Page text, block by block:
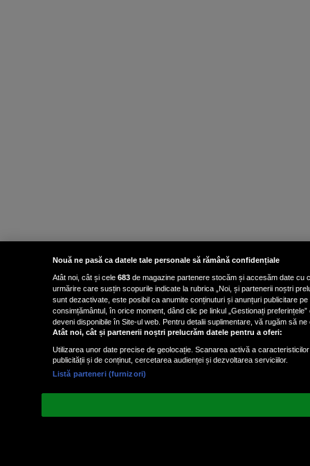
Nouă ne pasă ca datele tale personale să rămână confidențiale
Atât noi, cât și cele 683 de magazine partenere stocăm și accesăm date cu
urmărire care susțin scopurile indicate la rubrica „Noi, și partenerii noștri
sunt dezactivate, este posibil ca anumite conținuturi și anunțuri publicitare
consimțământul, în orice moment, dând clic pe linkul „Gestionați
deveni disponibile în Site-ul web. Pentru detalii suplimentare, vă rugăm să
Atât noi, cât și partenerii noștri prelucrăm datele pentru a oferi:
Utilizarea unor date precise de geolocație. Scanarea activă a
publicității și de conținut, cercetarea audienței și dezvoltarea serviciilor.
Listă parteneri (furnizori)